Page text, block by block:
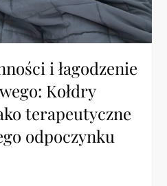
i łagodzenie
Kołdry
terapeutyczne
odpoczynku